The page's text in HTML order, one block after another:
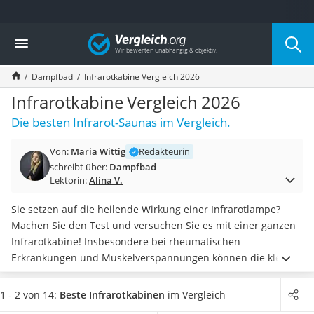
Die beliebtesten Vergleiche nach Kategorie
Baumarkt
Tresor feuerfest
Makita-Akku-Rasenmäher
Kappsäge
Smartes Türschloss
Akku-Rasentrimmer
Split-Klimaanlage 2 Innengeräte
Pelletofen
Tiefbrunnenpumpe
Fliesenschneider
Hochdruckreiniger
Doppelschleifer
Überwachungskamera
Benzinrasenmäher mit Elektrostart
Vergleich
Dampfbad Infrarotkabine Vergleich 2026
Infrarotkabine Vergleich 2026
Die besten Infrarot-Saunas im Vergleich.
Von: Maria Wittig
Redakteurin
schreibt über: Dampfbad
Lektorin:Alina V.
Sie setzen auf die heilende Wirkung einer Infrarotlampe?
Machen Sie den Test und versuchen Sie es mit einer ganzen
Infrarotkabine! Insbesondere bei rheumatischen
Erkrankungen und Muskelverspannungen können die kleinen
Kabinen helfen, aberauch bei mentalen Leiden wie
Angstzuständen werden den Infrarotstrahlen positive
1 - 2 von 14: Beste Infrarotkabinen im Vergleich